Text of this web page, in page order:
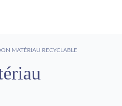
MATÉRIAU RECYCLABLE